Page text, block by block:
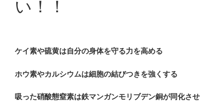
い！！
ケイ素や硫黄は自分の身体を守る力を高める
ホウ素やカルシウムは細胞の結びつきを強くする
吸った硝酸態窒素は鉄マンガンモリブデン銅が同化させ